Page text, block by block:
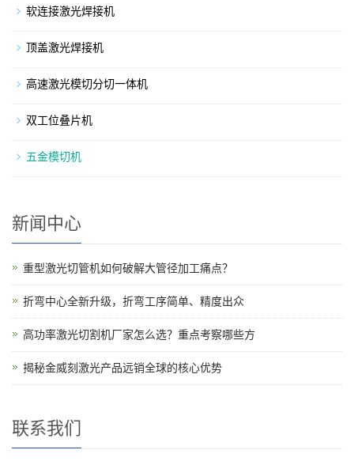
软连接激光焊接机
顶盖激光焊接机
高速激光模切分切一体机
双工位叠片机
五金模切机
新闻中心
重型激光切管机如何破解大管径加工痛点？
折弯中心全新升级，折弯工序简单、精度出众
高功率激光切割机厂家怎么选？重点考察哪些方
揭秘金威刻激光产品远销全球的核心优势
联系我们